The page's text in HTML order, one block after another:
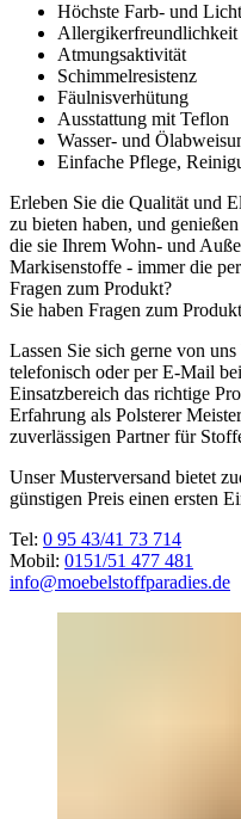
Höchste Farb- und
Allergikerfreundlichkeit
Atmungsaktivität
Schimmelresistenz
Fäulnisverhütung
Ausstattung mit Teflon
Wasser- und
Einfache Pflege,
Erleben Sie die Qualität und
zu bieten haben, und
die sie Ihrem Wohn- und
Markisenstoffe - immer die
Fragen zum Produkt?
Sie haben Fragen zum
Lassen Sie sich gerne von
telefonisch oder per E-Mail
Einsatzbereich das richtige
Erfahrung als Polsterer
zuverlässigen Partner für
Unser Musterversand bietet
günstigen Preis einen ersten
Tel: 0 95 43/41 73 714
Mobil: 0151/51 477 481
info@moebelstoffparadies.de